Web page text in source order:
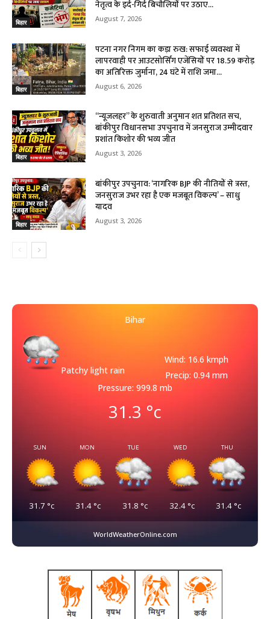
बिहार
नेतृत्व के इर्द-गिर्द बिचौलियों पर उठाए...
August 7, 2026
बिहार
पटना नगर निगम का कड़ा रुख: सफाई व्यवस्था में
लापरवाही पर आउटसोर्सिंग एजेंसियों पर ₹18.59 करोड़
का अतिरिक्त जुर्माना, 24 घंटे में राशि जमा...
August 6, 2026
बिहार
“न्यूजलहर” के शुरुवाती अनुमान शत प्रतिशत सच,
बांकीपुर विधानसभा उपचुनाव में जनसुराज उम्मीदवार
प्रशांत किशोर की भव्य जीत
August 3, 2026
बिहार
बांकीपुर उपचुनाव: ‘नागरिक BJP की नीतियों से त्रस्त,
जनसुराज उभर रहा है एक मजबूत विकल्प’ – साधु
यादव
August 3, 2026
Bihar
Patchy light rain
Wind: 16.6 kmph
Precip: 0.94 mm
Pressure: 999.8 mb
31.3 °c
SUN
31.7 °c
MON
31.4 °c
TUE
31.8 °c
WED
32.4°c
THU
31.4 °c
WorldWeatherOnline.com